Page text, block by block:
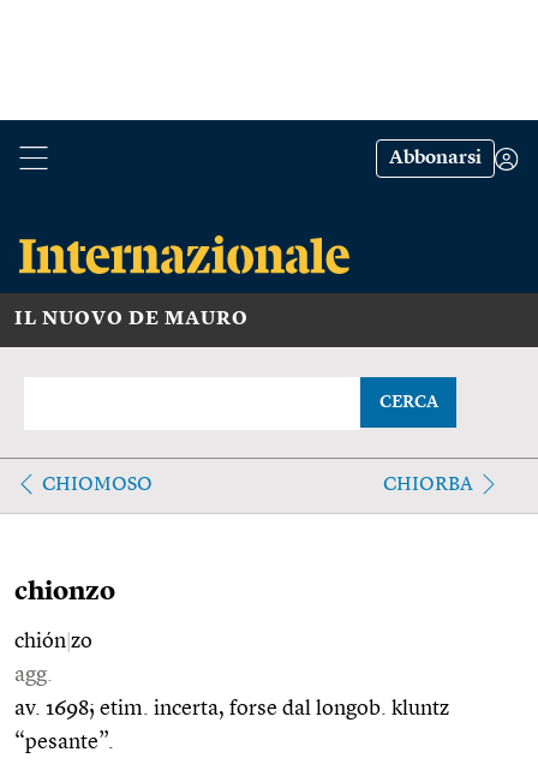
Abbonarsi
IL NUOVO DE MAURO
CERCA
CHIOMOSO CHIORBA
chionzo
chión zo
agg.
av. 1698; etim. incerta, forse dal longob. kluntz
“pesante”.